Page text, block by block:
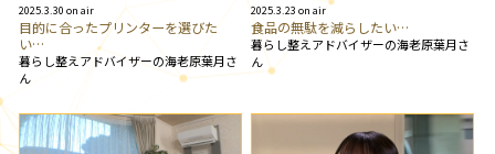
2025.3.30 on air
目的に合ったプリンターを選びた
い…
暮らし整えアドバイザーの海老原葉月さ
ん
2025.3.23 on air
食品の無駄を減らしたい…
暮らし整えアドバイザーの海老原葉月さ
ん